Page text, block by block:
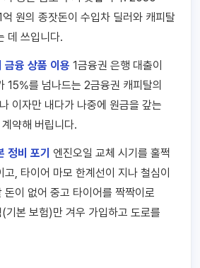
원의 종잣돈이 수입차 딜러와 캐피탈
데 쓰입니다.
금융 상품 이용 1금융권 은행 대출이
15%를 넘나드는 2금융권 캐피탈의
이자만 내다가 나중에 원금을 갚는
약해 버립니다.
정비 포기 엔진오일 교체 시기를 훌쩍
, 타이어 마모 한계선이 지나 철심이
돈이 없어 중고 타이어를 짝짝이로
기본 보험)만 겨우 가입하고 도로를